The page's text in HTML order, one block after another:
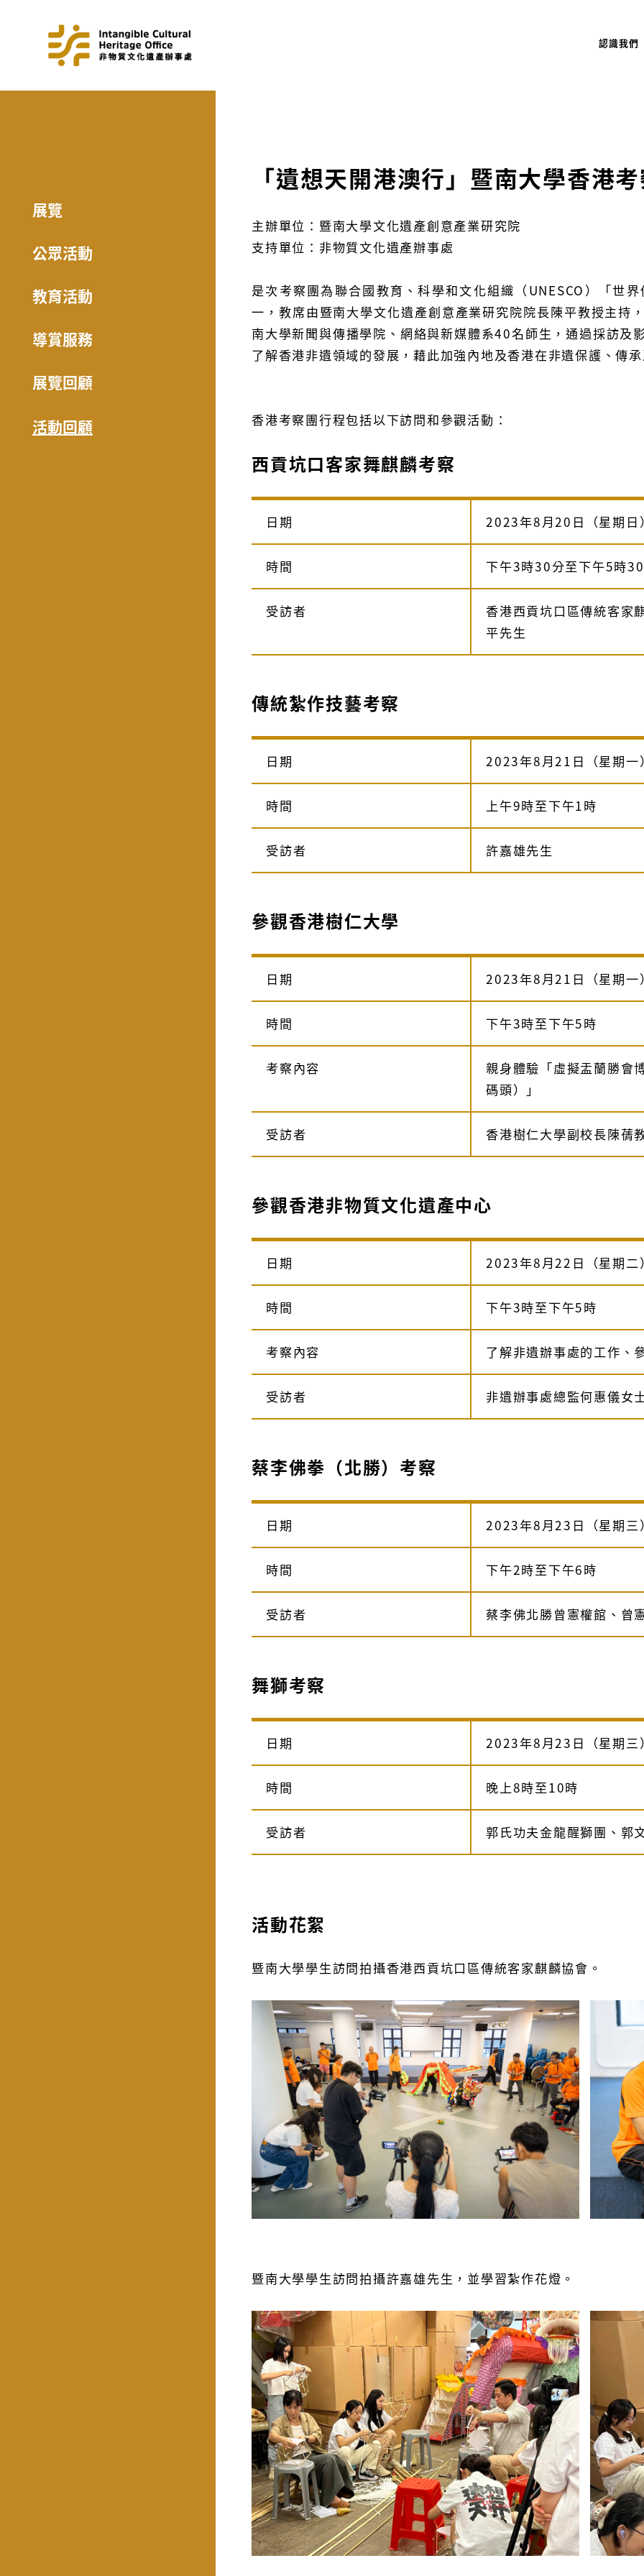
認識我們
展覽
公眾活動
教育活動
導賞服務
展覽回顧
活動回顧
「遺想天開港澳行」暨南大學香港
主辦單位：暨南大學文化遺產創意產業研究院
支持單位：非物質文化遺產辦事處
是次考察團為聯合國教育、科學和文化組織（UNESCO）「世
一，教席由暨南大學文化遺產創意產業研究院院長陳平教授主持
南大學新聞與傳播學院、網絡與新媒體系40名師生，通過採訪及
了解香港非遺領域的發展，藉此加強內地及香港在非遺保護、傳
香港考察團行程包括以下訪問和參觀活動：
西貢坑口客家舞麒麟考察
日期 2023年8月20日（星期日）
時間 下午3時30分至下午5時
受訪者
香港西貢坑口區傳統客家
平先生
傳統紮作技藝考察
日期 2023年8月21日（星期一）
時間 上午9時至下午1時
受訪者 許嘉雄先生
參觀香港樹仁大學
日期 2023年8月21日（星期一）
時間 下午3時至下午5時
考察內容
親身體驗「虛擬盂蘭勝會
碼頭）」
受訪者 香港樹仁大學副校長陳蒨
參觀香港非物質文化遺產中心
日期 2023年8月22日（星期二）
時間 下午3時至下午5時
考察內容 了解非遺辦事處的工作、
受訪者 非遺辦事處總監何惠儀女
蔡李佛拳（北勝）考察
日期 2023年8月23日（星期三）
時間 下午2時至下午6時
受訪者 蔡李佛北勝曾憲權館、曾
舞獅考察
日期 2023年8月23日（星期三）
時間 晚上8時至10時
受訪者 郭氏功夫金龍醒獅團、郭
活動花絮
暨南大學學生訪問拍攝香港西貢坑口區傳統客家麒麟協會。
暨南大學學生訪問拍攝許嘉雄先生，並學習紮作花燈。